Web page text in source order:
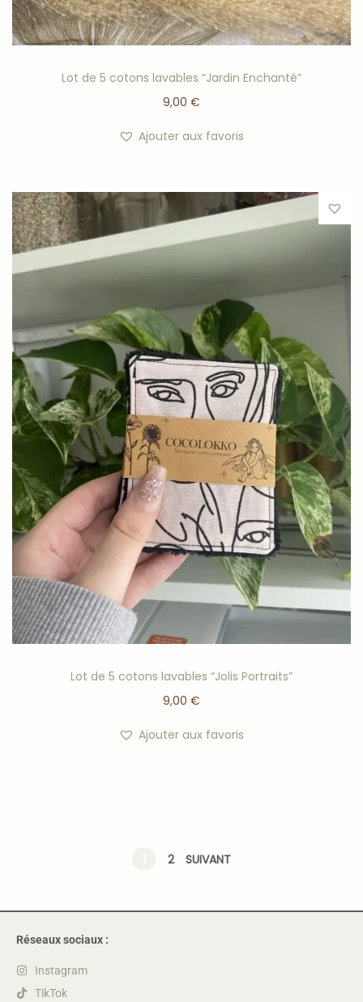
Lot de 5 cotons lavables “Jardin Enchanté”
9,00 €
Ajouter aux favoris
Lot de 5 cotons lavables “Jolis Portraits”
9,00 €
Ajouter aux favoris
2 SUIVANT
Réseaux sociaux :
Instagram
TikTok